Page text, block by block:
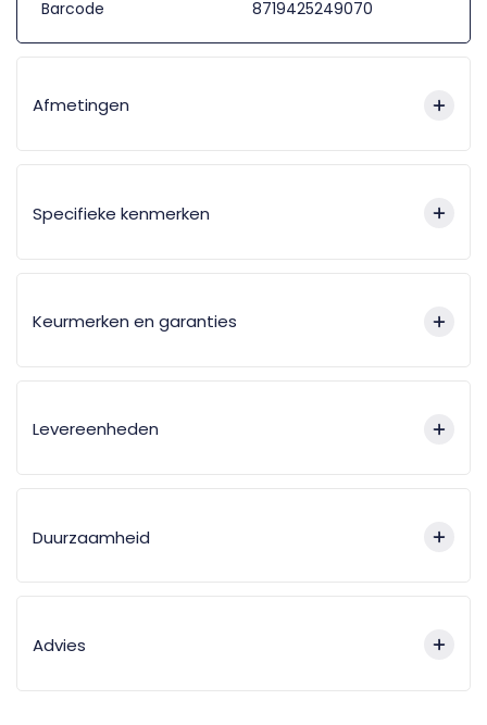
Barcode 8719425249070
Afmetingen
Specifieke kenmerken
Keurmerken en garanties
Levereenheden
Duurzaamheid
Advies